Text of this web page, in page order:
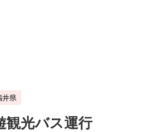
井県
観光バス運行